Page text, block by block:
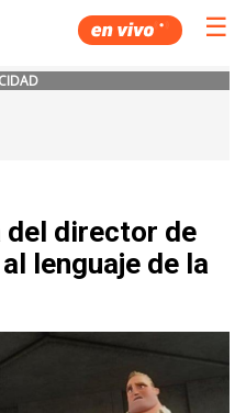
☰
del director de
lenguaje de la